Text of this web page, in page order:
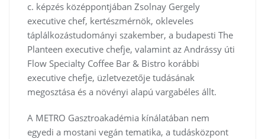
c. képzés középpontjában Zsolnay Gergely
executive chef, kertészmérnök, okleveles
táplálkozástudományi szakember, a budapesti The
Planteen executive chefje, valamint az Andrássy úti
Flow Specialty Coffee Bar & Bistro korábbi
executive chefje, üzletvezetője tudásának
megosztása és a növényi alapú vargabéles állt.
A METRO Gasztroakadémia kínálatában nem
egyedi a mostani vegán tematika, a tudásközpont